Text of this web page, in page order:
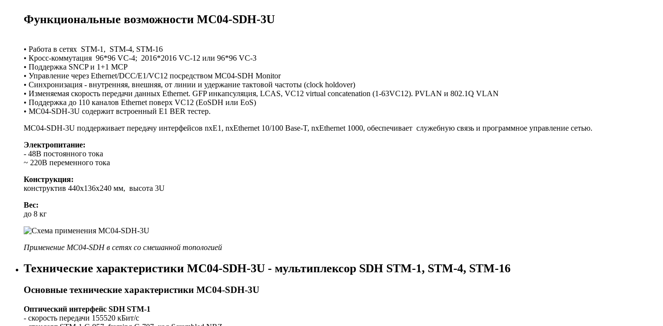
Функциональные возможности MC04-SDH-3U
• Работа в сетях STM-1, STM-4, STM-16
• Кросс-коммутация 96*96 VC-4; 2016*2016 VC-12 или 96*96 VC-3
• Поддержка SNCP и 1+1 MCP
• Управление через Ethernet/DCC/E1/VC12 посредством MC04-SDH Monitor
• Синхронизация - внутренняя, внешняя, от линии и удержание тактовой частоты (clock holdover)
• Изменяемая скорость передачи данных Ethernet. GFP инкапсуляция, LCAS, VC12 virtual concatenation (1-63VC12). PVLAN и 802.1Q VLAN
• Поддержка до 110 каналов Ethernet поверх VC12 (EoSDH или EoS)
• MC04-SDH-3U содержит встроенный E1 BER тестер.
MC04-SDH-3U поддерживает передачу интерфейсов nхЕ1, nxEthernet 10/100 Base-T, nxEthernet 1000, обеспечивает служебную связь и программное управление сетью.
Электропитание:
- 48В постоянного тока
~ 220В переменного тока
Конструкция:
конструктив 440x136x240 мм, высота 3U
Вес:
до 8 кг
Применение MC04-SDH в сетях со смешанной топологией
Технические характеристики MC04-SDH-3U - мультиплексор SDH STM-1, STM-4, STM-16
Основные технические характеристики МС04-SDH-3U
Оптический интерфейс SDH STM-1
- скорость передачи 155520 кБит/с